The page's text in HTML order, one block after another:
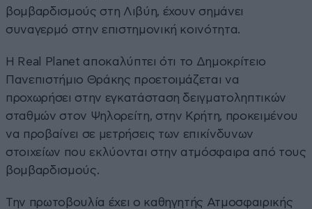
βομβαρδισμούς στη Λιβύη, έχουν σημάνει
συναγερμό στην επιστημονική κοινότητα.
Η Real Planet αποκαλύπτει ότι το Δημοκρίτειο
Πανεπιστήμιο Θράκης προετοιμάζεται να
προχωρήσει στην εγκατάσταση δειγματοληπτικών
σταθμών στον Ψηλορείτη, στην Κρήτη, προκειμένου
να προβαίνει σε μετρήσεις των επικίνδυνων
στοιχείων που εκλύονται στην ατμόσφαιρα από τους
βομβαρδισμούς.
Την πρωτοβουλία έχει ο καθηγητής Ατμοσφαιρικής